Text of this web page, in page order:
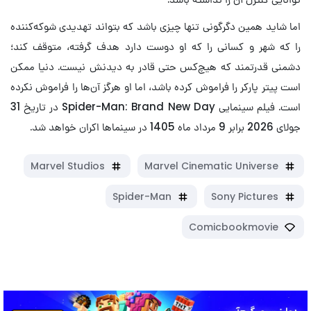
اما شاید همین دگرگونی تنها چیزی باشد که بتواند تهدیدی شوکه‌کننده
را که شهر و کسانی را که او دوست دارد هدف گرفته، متوقف کند؛
دشمنی قدرتمند که هیچ‌کس حتی قادر به دیدنش نیست. دنیا ممکن
است پیتر پارکر را فراموش کرده باشد، اما او هرگز آن‌ها را فراموش نکرده
است. فیلم سینمایی Spider-Man: Brand New Day در تاریخ 31
جولای 2026 برابر 9 مرداد ماه 1405 در سینماها اکران خواهد شد.
Marvel Cinematic Universe
Marvel Studios
Sony Pictures
Spider-Man
Comicbookmovie